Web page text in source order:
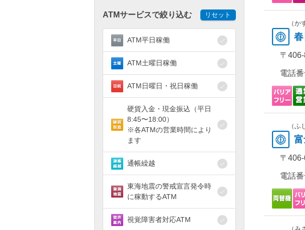
ATMサービスで絞り込む リセット
ATM平日稼働
ATM土曜日稼働
ATM日曜日・祝日稼働
硬貨入金・現金振込（平日
8:45〜18:00）
※各ATMの営業時間により
ます
通帳繰越
東海地震の警戒宣言発令時
に稼動するATM
視覚障害者対応ATM
（か
〒
電話番
（ふ
〒
電話番